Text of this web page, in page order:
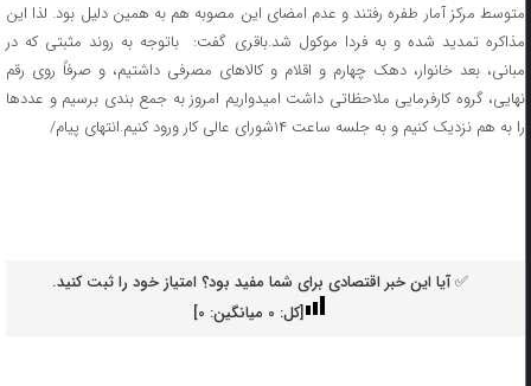
متوسط مرکز آمار طفره رفتند و عدم امضای این مصوبه هم به همین دلیل بود. لذا این
مذاکره تمدید شده و به فردا موکول شد.باقری گفت: ️ باتوجه به روند مثبتی که در
مبانی، بعد خانوار، دهک چهارم و اقلام و کالاهای مصرفی داشتیم، و صرفاً روی رقم
نهایی، گروه کارفرمایی ملاحظاتی داشت امیدواریم امروز به جمع بندی برسیم و عددها
را به هم نزدیک کنیم و به جلسه ساعت ۱۴شورای عالی کار ورود کنیم.انتهای پیام/
✅ آیا این خبر اقتصادی برای شما مفید بود؟ امتیاز خود را ثبت کنید.
[کل: 0میانگین: 0
]